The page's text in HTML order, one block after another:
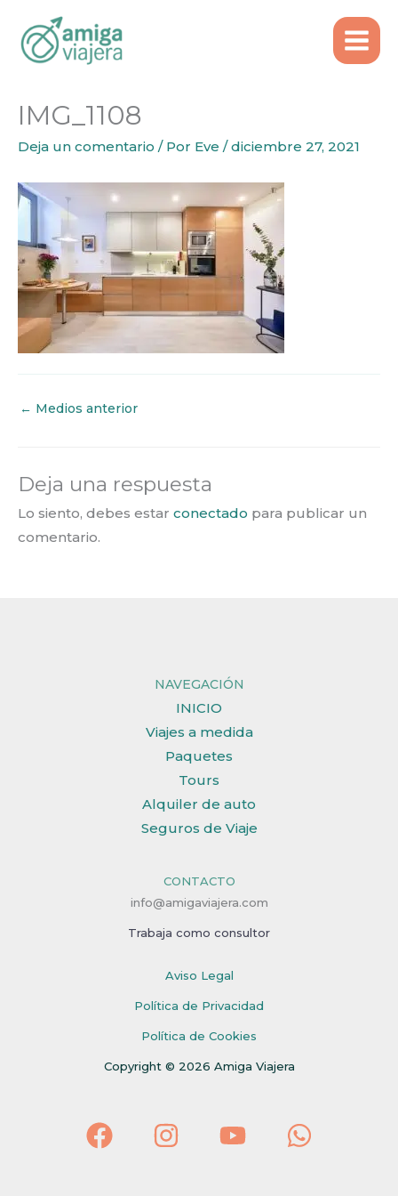
contenido
IMG_1108
Deja un comentario / Por Eve /diciembre 27, 2021
← Medios anterior
Deja una respuesta
Lo siento, debes estar conectado para publicar un
comentario.
NAVEGACIÓN
INICIO
Viajes a medida
Paquetes
Tours
Alquiler de auto
Seguros de Viaje
CONTACTO
info@amigaviajera.com
Trabaja como consultor
Aviso Legal
Política de Privacidad
Política de Cookies
Copyright © 2026 Amiga Viajera